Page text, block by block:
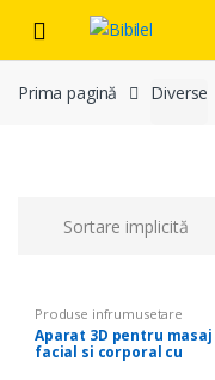
navigation
content
Prima pagină Diverse
Produse infrumusetare
Aparat 3D pentru masaj
facial si corporal cu